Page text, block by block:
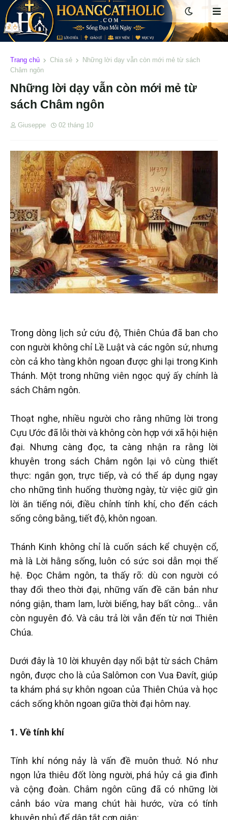
Trang chủ Chia sẻ
Những lời dạy vẫn còn mới mẻ từ sách
Châm ngôn
Những lời dạy vẫn còn mới mẻ từ
sách Châm ngôn
Giuseppe 02 tháng 10
Trong dòng lịch sử cứu độ, Thiên Chúa đã ban cho
con người không chỉ Lề Luật và các ngôn sứ, nhưng
còn cả kho tàng khôn ngoan được ghi lại trong Kinh
Thánh. Một trong những viên ngọc quý ấy chính là
sách Châm ngôn.
Thoạt nghe, nhiều người cho rằng những lời trong
Cựu Ước đã lỗi thời và không còn hợp với xã hội hiện
đại. Nhưng càng đọc, ta càng nhận ra rằng lời
khuyên trong sách Châm ngôn lại vô cùng thiết
thực: ngắn gọn, trực tiếp, và có thể áp dụng ngay
cho những tình huống thường ngày, từ việc giữ gìn
lời ăn tiếng nói, điều chỉnh tính khí, cho đến cách
sống công bằng, tiết độ, khôn ngoan.
Thánh Kinh không chỉ là cuốn sách kể chuyện cổ,
mà là Lời hằng sống, luôn có sức soi dẫn mọi thế
hệ. Đọc Châm ngôn, ta thấy rõ: dù con người có
thay đổi theo thời đại, những vấn đề căn bản như
nóng giận, tham lam, lười biếng, hay bất công… vẫn
còn nguyên đó. Và câu trả lời vẫn đến từ nơi Thiên
Chúa.
Dưới đây là 10 lời khuyên dạy nổi bật từ sách Châm
ngôn, được cho là của Salômon con Vua Đavít, giúp
ta khám phá sự khôn ngoan của Thiên Chúa và học
cách sống khôn ngoan giữa thời đại hôm nay.
1. Về tính khí
Tính khí nóng nảy là vấn đề muôn thuở. Nó như
ngọn lửa thiêu đốt lòng người, phá hủy cả gia đình
và cộng đoàn. Châm ngôn cũng đã có những lời
cảnh báo vừa mang chút hài hước, vừa có tính
khuyên nhủ để dập tắt cơn giận: